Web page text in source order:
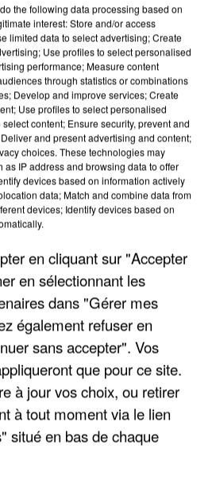
do the following data processing based on
interest: Store and/or access
limited data to select advertising; Create
Use profiles to select personalised
performance; Measure content
through statistics or combinations
Develop and improve services; Create
Use profiles to select personalised
content; Ensure security, prevent and
and present advertising and content;
choices. These technologies may
as IP address and browsing data to offer
devices based on information actively
data; Match and combine data from
devices; Identify devices based on
en cliquant sur "Accepter
en sélectionnant les
dans "Gérer mes
également refuser en
sans accepter". Vos
que pour ce site.
à jour vos choix, ou retirer
à tout moment via le lien
situé en bas de chaque